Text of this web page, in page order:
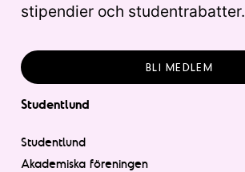
stipendier och studentrabatter.
BLI MEDLEM
Studentlund
Studentlund
Akademiska föreningen